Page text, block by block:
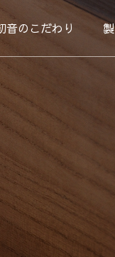
音のこだわり